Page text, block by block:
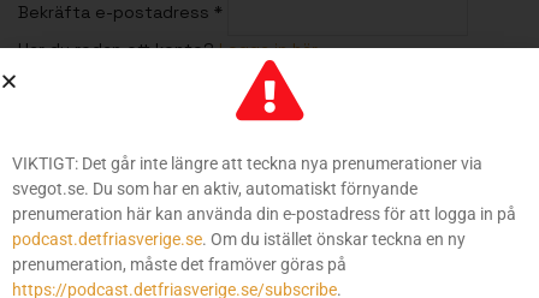
Bekräfta e-postadress *
Har du redan ett konto?Logga in här
Förnamn *
Efternamn *
Adress 1 *
VIKTIGT: Det går inte längre att teckna nya prenumerationer via
svegot.se. Du som har en aktiv, automatiskt förnyande
prenumeration här kan använda din e-postadress för att logga in på
podcast.detfriasverige.se. Om du istället önskar teckna en ny
prenumeration, måste det framöver göras på
https://podcast.detfriasverige.se/subscribe.